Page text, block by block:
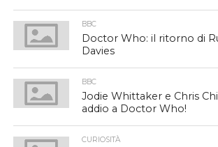
BBC
Doctor Who: il ritorno di
Davies
BBC
Jodie Whittaker e Chris
addio a Doctor Who!
CURIOSITÀ